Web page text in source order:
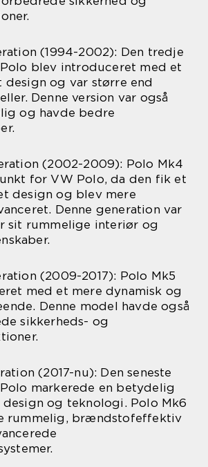
(1994-2002): Den tredje
blev introduceret med et
design og var større end
Denne version var også
og havde bedre
(2002-2009): Polo Mk4
for VW Polo, da den fik et
design og blev mere
Denne generation var
sit rummelige interiør og
(2009-2017): Polo Mk5
med et mere dynamisk og
Denne model havde også
sikkerheds- og
(2017-nu): Den seneste
markerede en betydelig
og teknologi. Polo Mk6
rummelig, brændstofeffektiv